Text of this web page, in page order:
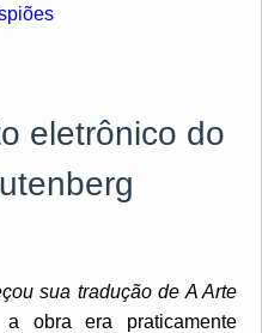
eletrônico do
sua tradução de A Arte
obra era praticamente